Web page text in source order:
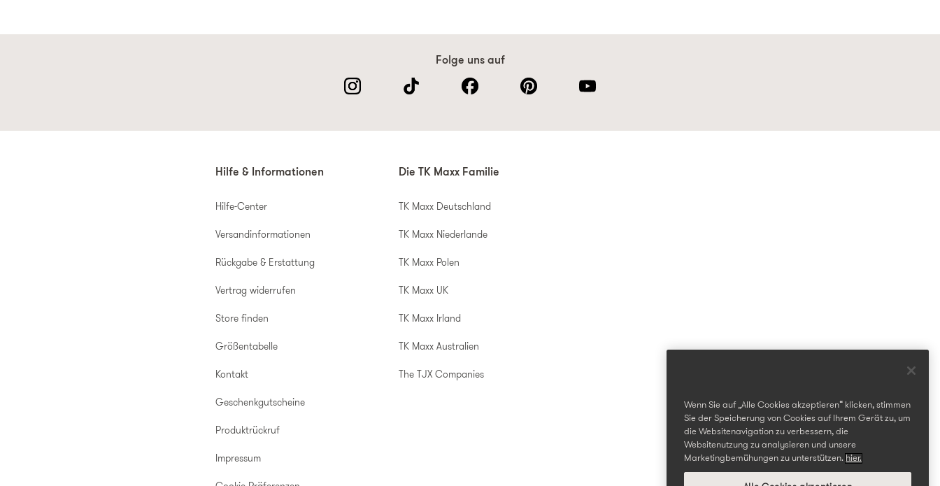
Folge uns auf
Hilfe & Informationen
Hilfe-Center
Versandinformationen
Rückgabe & Erstattung
Vertrag widerrufen
Store finden
Größentabelle
Kontakt
Geschenkgutscheine
Produktrückruf
Impressum
Die TK Maxx Familie
TK Maxx Deutschland
TK Maxx Niederlande
TK Maxx Polen
TK Maxx UK
TK Maxx Irland
TK Maxx Australien
The TJX Companies
Wenn Sie auf „Alle Cookies akzeptieren“ klicken, stimmen
Sie der Speicherung von Cookies auf Ihrem Gerät zu, um
die Websitenavigation zu verbessern, die
Websitenutzung zu analysieren und unsere
Marketingbemühungen zu unterstützen. hier.